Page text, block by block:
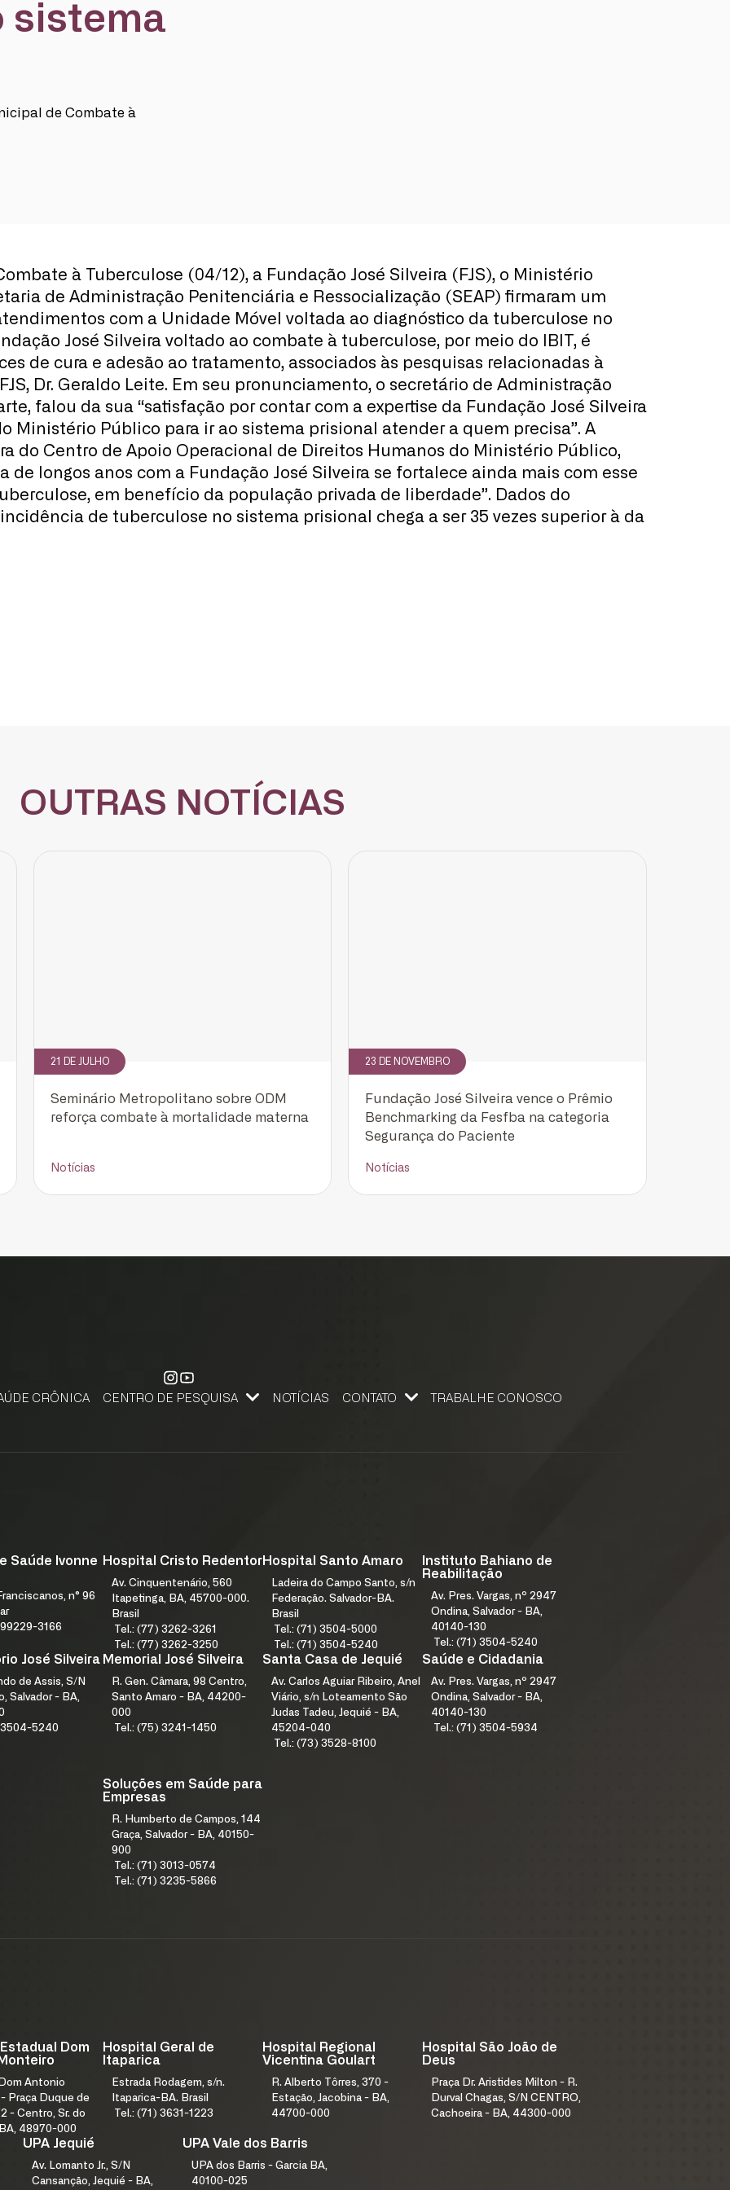
sistema
de Combate à
à Tuberculose (04/12), a Fundação José Silveira (FJS), o Ministério
de Administração Penitenciária e Ressocialização (SEAP) firmaram um
com a Unidade Móvel voltada ao diagnóstico da tuberculose no
José Silveira voltado ao combate à tuberculose, por meio do IBIT, é
de cura e adesão ao tratamento, associados às pesquisas relacionadas à
Dr. Geraldo Leite. Em seu pronunciamento, o secretário de Administração
falou da sua “satisfação por contar com a expertise da Fundação José Silveira
Ministério Público para ir ao sistema prisional atender a quem precisa”. A
do Centro de Apoio Operacional de Direitos Humanos do Ministério Público,
de longos anos com a Fundação José Silveira se fortalece ainda mais com esse
em benefício da população privada de liberdade”. Dados do
de tuberculose no sistema prisional chega a ser 35 vezes superior à da
OUTRAS NOTÍCIAS
21 DE JULHO
Seminário Metropolitano sobre ODM
reforça combate à mortalidade materna
Notícias
23 DE NOVEMBRO
Fundação José Silveira vence o Prêmio
Benchmarking da Fesfba na categoria
Segurança do Paciente
Notícias
CRÔNICA CENTRO DE PESQUISA NOTÍCIAS CONTATO TRABALHE CONOSCO
Saúde Ivonne
n° 96
3166
Hospital Cristo Redentor
Av. Cinquentenário, 560
Itapetinga, BA, 45700-000.
Brasil
Tel.: (77) 3262-3261
Tel.: (77) 3262-3250
Hospital Santo Amaro
Ladeira do Campo Santo, s/n
Federação. Salvador-BA.
Brasil
Tel.: (71) 3504-5000
Tel.: (71) 3504-5240
Instituto Bahiano de
Reabilitação
Av. Pres. Vargas, nº 2947
Ondina, Salvador - BA,
40140-130
Tel.: (71) 3504-5240
José Silveira
de Assis, S/N
Salvador - BA,
3504-5240
Memorial José Silveira
R. Gen. Câmara, 98 Centro,
Santo Amaro - BA, 44200-
000
Tel.: (75) 3241-1450
Santa Casa de Jequié
Av. Carlos Aguiar Ribeiro, Anel
Viário, s/n Loteamento São
Judas Tadeu, Jequié - BA,
45204-040
Tel.: (73) 3528-8100
Saúde e Cidadania
Av. Pres. Vargas, nº 2947
Ondina, Salvador - BA,
40140-130
Tel.: (71) 3504-5934
Soluções em Saúde para
Empresas
R. Humberto de Campos, 144
Graça, Salvador - BA, 40150-
900
Tel.: (71) 3013-0574
Tel.: (71) 3235-5866
Dom
Antonio
Praça Duque de
- Centro, Sr. do
48970-000
Hospital Geral de
Itaparica
Estrada Rodagem, s/n.
Itaparica-BA. Brasil
Tel.: (71) 3631-1223
Hospital Regional
Vicentina Goulart
R. Alberto Tôrres, 370 -
Estação, Jacobina - BA,
44700-000
Hospital São João de
Deus
Praça Dr. Aristides Milton - R.
Durval Chagas, S/N CENTRO,
Cachoeira - BA, 44300-000
UPA Jequié
Av. Lomanto Jr., S/N
Cansanção, Jequié - BA,
UPA Vale dos Barris
UPA dos Barris - Garcia BA,
40100-025